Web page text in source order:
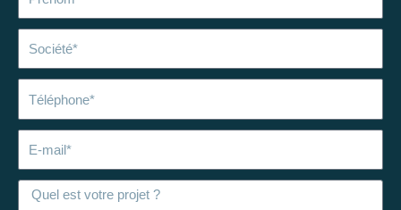
mail